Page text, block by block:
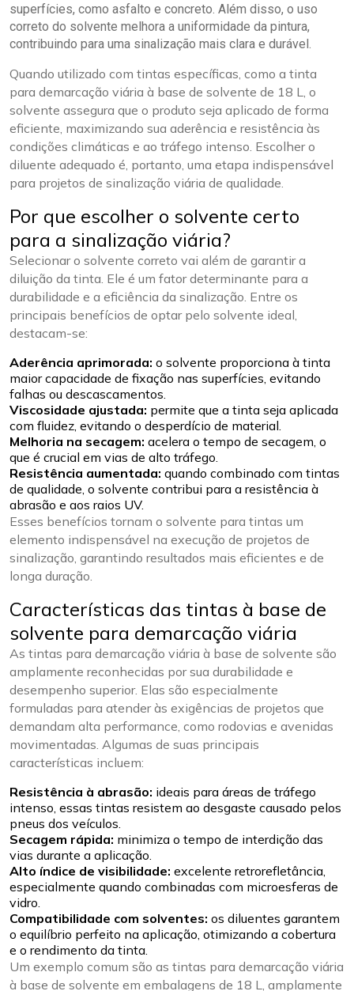
superfícies, como asfalto e concreto. Além disso, o uso
correto do solvente melhora a uniformidade da pintura,
contribuindo para uma sinalização mais clara e durável.
Quando utilizado com tintas específicas, como a tinta
para demarcação viária à base de solvente de 18 L, o
solvente assegura que o produto seja aplicado de forma
eficiente, maximizando sua aderência e resistência às
condições climáticas e ao tráfego intenso. Escolher o
diluente adequado é, portanto, uma etapa indispensável
para projetos de sinalização viária de qualidade.
Por que escolher o solvente certo
para a sinalização viária?
Selecionar o solvente correto vai além de garantir a
diluição da tinta. Ele é um fator determinante para a
durabilidade e a eficiência da sinalização. Entre os
principais benefícios de optar pelo solvente ideal,
destacam-se:
Aderência aprimorada: o solvente proporciona à tinta
maior capacidade de fixação nas superfícies, evitando
falhas ou descascamentos.
Viscosidade ajustada: permite que a tinta seja aplicada
com fluidez, evitando o desperdício de material.
Melhoria na secagem: acelera o tempo de secagem, o
que é crucial em vias de alto tráfego.
Resistência aumentada: quando combinado com tintas
de qualidade, o solvente contribui para a resistência à
abrasão e aos raios UV.
Esses benefícios tornam o solvente para tintas um
elemento indispensável na execução de projetos de
sinalização, garantindo resultados mais eficientes e de
longa duração.
Características das tintas à base de
solvente para demarcação viária
As tintas para demarcação viária à base de solvente são
amplamente reconhecidas por sua durabilidade e
desempenho superior. Elas são especialmente
formuladas para atender às exigências de projetos que
demandam alta performance, como rodovias e avenidas
movimentadas. Algumas de suas principais
características incluem:
Resistência à abrasão: ideais para áreas de tráfego
intenso, essas tintas resistem ao desgaste causado pelos
pneus dos veículos.
Secagem rápida: minimiza o tempo de interdição das
vias durante a aplicação.
Alto índice de visibilidade: excelente retrorefletância,
especialmente quando combinadas com microesferas de
vidro.
Compatibilidade com solventes: os diluentes garantem
o equilíbrio perfeito na aplicação, otimizando a cobertura
e o rendimento da tinta.
Um exemplo comum são as tintas para demarcação viária
à base de solvente em embalagens de 18 L, amplamente